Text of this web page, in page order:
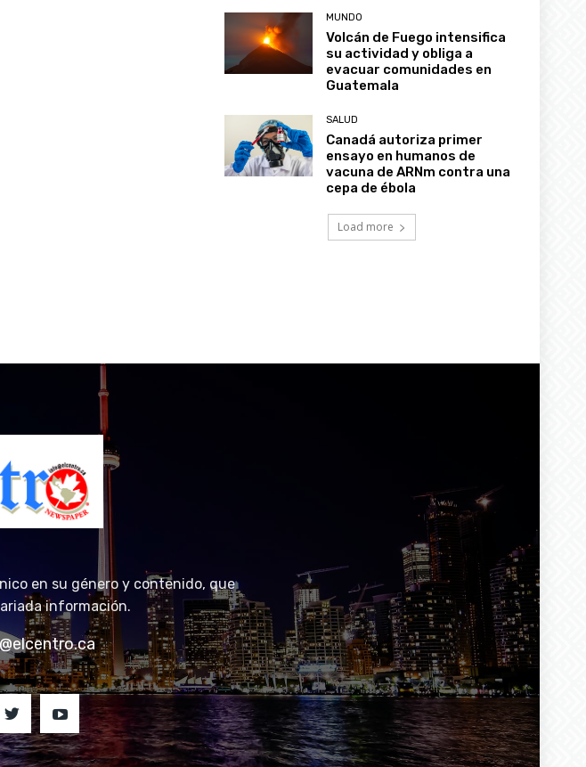
MUNDO
Volcán de Fuego intensifica
su actividad y obliga a
evacuar comunidades en
Guatemala
SALUD
Canadá autoriza primer
ensayo en humanos de
vacuna de ARNm contra una
cepa de ébola
Load more
en su género y contenido, que
información.